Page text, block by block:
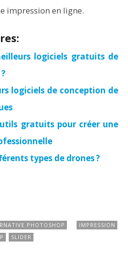
impression en ligne.
logiciels gratuits de
logiciels de conception de
gratuits pour créer une
types de drones ?
PHOTOSHOP
IMPRESSION
SLIDER